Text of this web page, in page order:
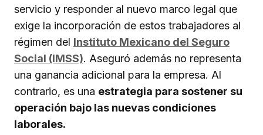
servicio y responder al nuevo marco legal que
exige la incorporación de estos trabajadores al
régimen del Instituto Mexicano del Seguro
Social (IMSS). Aseguró además no representa
una ganancia adicional para la empresa. Al
contrario, es una estrategia para sostener su
operación bajo las nuevas condiciones
laborales.